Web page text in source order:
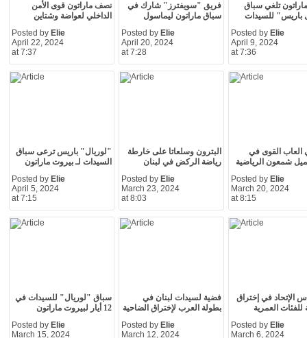
نصف ماراتون قوى الأمن
الداخلي لعواضة وشتاين
Posted by Elie
April 22, 2024
at 7:37
فريق "سويفترز" شارك في
سباق ماراتون ليماسول
Posted by Elie
April 20, 2024
at 7:28
تلغي سباق
باريس" للسيدات
Posted by Elie
April 9, 2024
at 7:36
"لوريال" باريس ترعى سباق
السيدات لـ بيروت ماراتون
Posted by Elie
April 5, 2024
at 7:15
البترون وسلعاتا على خارطة
رياضة الركض في لبنان
Posted by Elie
March 23, 2024
at 8:03
العاب القوى في
شمعون الرياضية
Posted by Elie
March 20, 2024
at 8:15
سباق "لوريال" للسيدات في
12 أيار لبيروت ماراتون
Posted by Elie
March 15, 2024
فضية لسيدات لبنان في
بطولة العرب لإختراق الضاحية
Posted by Elie
March 12, 2024
الإتحاد في إختراق
للفئات العمرية
Posted by Elie
March 6, 2024